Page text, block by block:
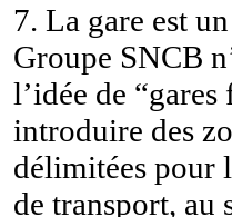
7. La gare est
Groupe SNCB
l’idée de “gares
introduire des
délimitées pour
de transport, au